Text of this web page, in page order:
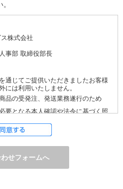
株式会社
事部 取締役部長
通じてご提供いただきましたお客様
には利用いたしません。
品の受発注、発送業務遂行のため
要となる本人確認や法令に基づく照
上でご希望の方のみに、下記サービ
ールなどによる情報のご提供
製品、住まいづくり(新築・リフォー